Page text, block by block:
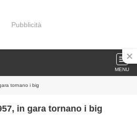
Pubblicità
MENU
tornano i big
in gara tornano i big